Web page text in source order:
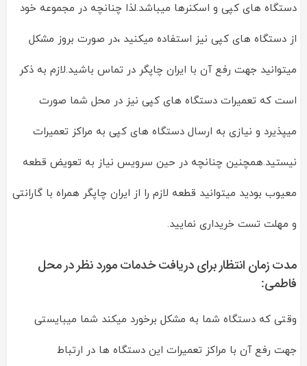
دستگاه های کپی و اسکنرها میباشد.لذا چنانچه در مجموعه خود
از دستگاه های کپی نیز استفاده میکنید ،در صورت بروز مشکل
میتوانید جهت رفع آن با ایران چاپگر در تماس باشید.لازم به ذکر
است که تعمیرات دستگاه های کپی نیز در محل شما صورت
میپذیرد و نیازی به ارسال دستگاه های کپی به مراکز تعمیرات
نیستید.همچنین چنانچه در حین سرویس نیاز به تعویض قطعه
معیوب بودید میتوانید قطعه لازم را از ایران چاپگر همراه با گارانتی
و مهلت تست خریداری نمایید.
مدت زمان انتظار برای دریافت خدمات مورد نظر در محل
فاطمی:
وقتی که دستگاه شما به مشکل برخورد میکند شما میبایستی
جهت رفع آن با مراکز تعمیرات این دستگاه ها در ارتباط